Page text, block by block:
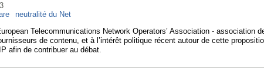
neutralité du Net
Telecommunications Network Operators’ Association -
de contenu, et à l’intérêt politique récent autour de cette
afin de contribuer au débat.